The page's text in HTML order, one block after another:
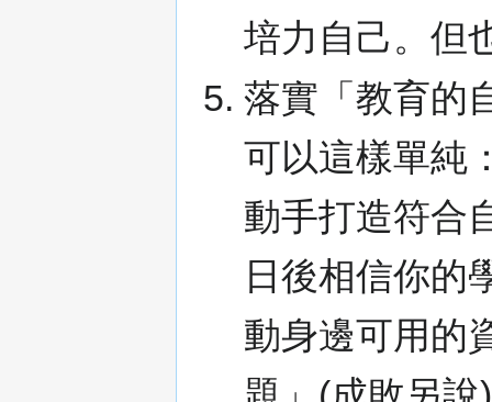
培力自己。但
落實「教育的
可以這樣單純
動手打造符合
日後相信你的
動身邊可用的